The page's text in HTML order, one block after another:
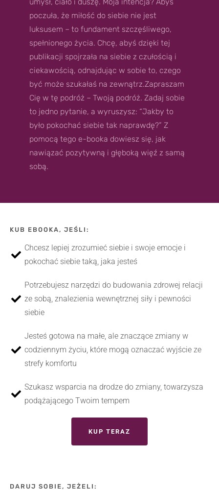
umysł, ciało i duszę. Moja intencja? Abyś
poczuła, że miłość do siebie nie jest
luksusem – to fundament szczęśliwego,
spełnionego życia. Chcę, abyś dzięki tej
publikacji spojrzała na siebie z czułością i
ciekawością, odnajdując w sobie to, czego
być może szukałaś na zewnątrz.Zapraszam
Cię w tę podróż – Twoją podróż. Zadaj sobie
to jedno pytanie, a wyruszysz: “Jakby to
było pokochać siebie tak naprawdę?” Z
pomocą tego e-booka dowiesz się, jak
nawiązać pozytywną i głęboką więź z samą
sobą.
KUB EBOOKA, JEŚLI:
Chcesz lepiej zrozumieć siebie i swoje emocje i
pokochać siebie taką, jaka jesteś
Potrzebujesz narzędzi do budowania zdrowej relacji
ze sobą, znalezienia wewnętrznej siły i pewności
siebie
Jesteś gotowa na małe, ale znaczące zmiany w
codziennym życiu, które mogą oznaczać wyjście ze
strefy komfortu
Szukasz wsparcia na drodze do zmiany, towarzysza
podążającego Twoim tempem
KUP TERAZ
DARUJ SOBIE, JEŻELI: